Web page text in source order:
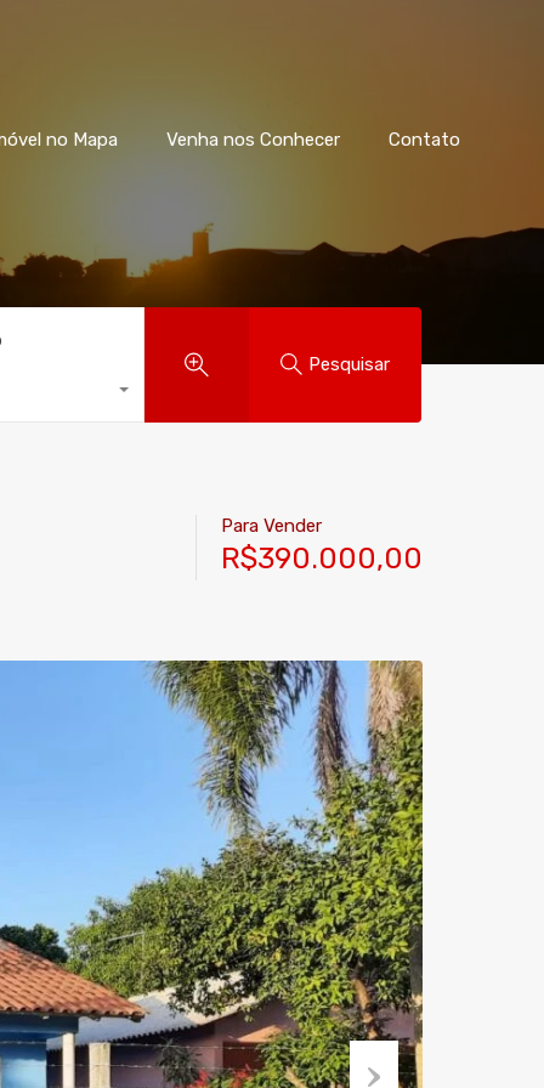
no Mapa Venha nos Conhecer Contato
Pesquisar
Para Vender
R$390.000,00